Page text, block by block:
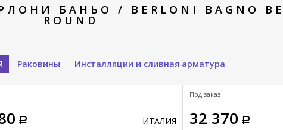
БАНЬО / BERLONI BAGNO
ROUND
Раковины Инсталляции и сливная арматура
ИТАЛИЯ
32 370
Под заказ